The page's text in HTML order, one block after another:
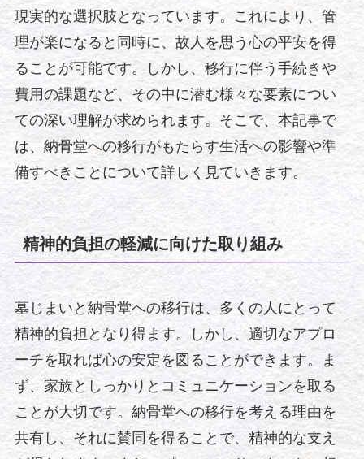
現実的な選択肢となっています。これにより、管
理が楽になると同時に、故人を思う心の平安を得
ることが可能です。しかし、移行に伴う手続きや
費用の課題など、その中に潜む様々な要素につい
ての深い理解が求められます。そこで、本記事で
は、納骨堂への移行がもたらす生活への影響や準
備すべきことについて詳しく見ていきます。
精神的負担の軽減に向けた取り組み
墓じまいと納骨堂への移行は、多くの人にとって
精神的負担となり得ます。しかし、適切なアプロ
ーチを取れば心の安定を図ることができます。ま
ず、家族としっかりとコミュニケーションを取る
ことが大切です。納骨堂への移行を考える理由を
共有し、それに賛同を得ることで、精神的な支え